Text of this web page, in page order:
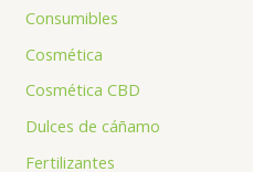
Consumibles
Cosmética
Cosmética CBD
Dulces de cáñamo
Fertilizantes